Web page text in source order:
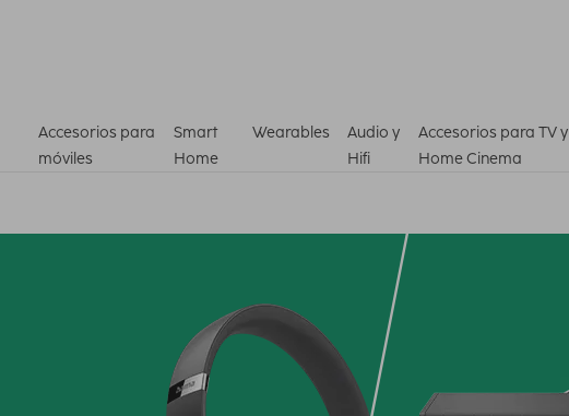
Accesorios para
móviles
Smart
Home
Wearables
Audio y
Hifi
Accesorios para TV y
Home Cinema